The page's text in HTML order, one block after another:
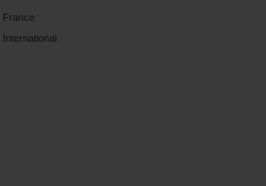
France
International